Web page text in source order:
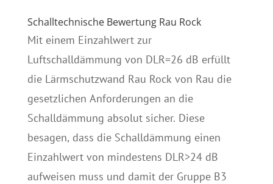
Schalltechnische Bewertung Rau Rock
Mit einem Einzahlwert zur
Luftschalldämmung von DLR=26 dB erfüllt
die Lärmschutzwand Rau Rock von Rau die
gesetzlichen Anforderungen an die
Schalldämmung absolut sicher. Diese
besagen, dass die Schalldämmung einen
Einzahlwert von mindestens DLR>24 dB
aufweisen muss und damit der Gruppe B3